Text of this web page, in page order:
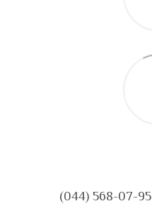
(044) 568-07-95